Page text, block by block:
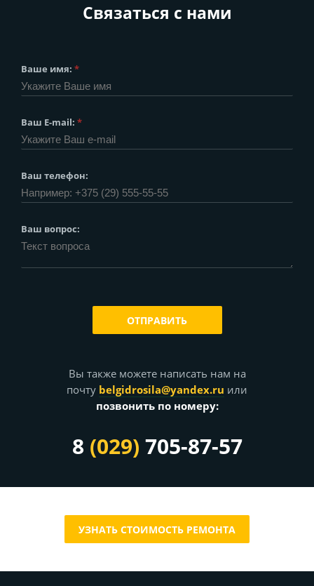
Связаться с нами
Ваше имя: *
Ваш E-mail: *
Ваш телефон:
Ваш вопрос:
ОТПРАВИТЬ
Вы также можете написать нам на
почту belgidrosila@yandex.ru или
позвонить по номеру:
8 (029) 705-87-57
УЗНАТЬ СТОИМОСТЬ РЕМОНТА